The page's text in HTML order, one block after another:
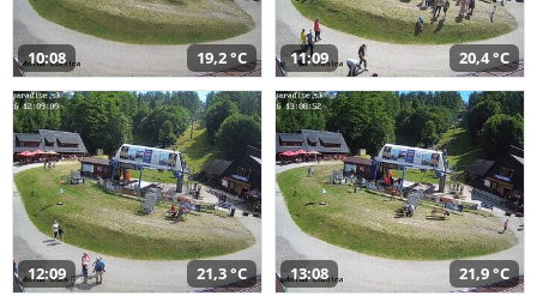
10:08 19,2 °C 11:09 20,4 °C
12:09 21,3 °C 13:08 21,9 °C